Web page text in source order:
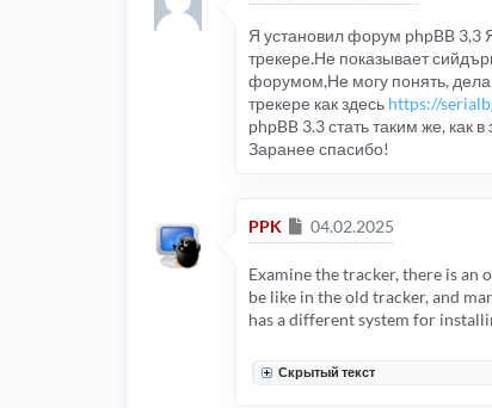
Я установил форум phpBB 3,3
трекере.Не показывает
форумом,Не могу понять,
трекере как здесь https://
phpBB 3.3 стать таким же, как
Заранее спасибо!
PPK Сообщение
04.02.2025
Examine the tracker, there is
be like in the old tracker, and
has a different system for
Скрытый текст